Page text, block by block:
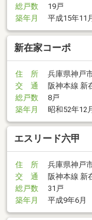
総戸数
19戸
築年月
平成15年11
新在家コーポ
住 所
兵庫県神戸
交 通
阪神本線 新
総戸数
8戸
築年月
昭和52年12
エスリード六甲
住 所
兵庫県神戸
交 通
阪神本線 新
総戸数
31戸
築年月
平成9年6月